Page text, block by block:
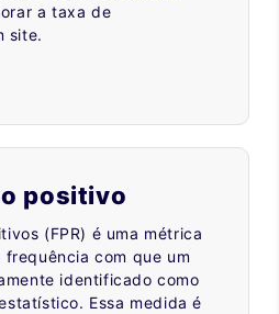
a taxa de
site.
positivo
(FPR) é uma métrica
com que um
identificado como
Essa medida é